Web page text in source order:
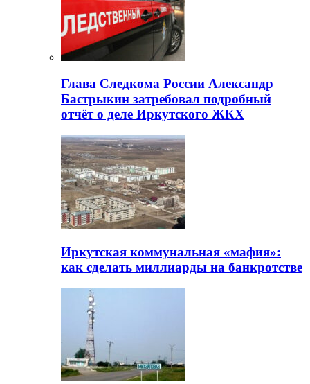
Глава Следкома России Александр
Бастрыкин затребовал подробный
отчёт о деле Иркутского ЖКХ
Иркутская коммунальная «мафия»:
как сделать миллиарды на банкротстве